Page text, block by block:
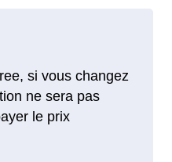
si vous changez
ne sera pas
le prix